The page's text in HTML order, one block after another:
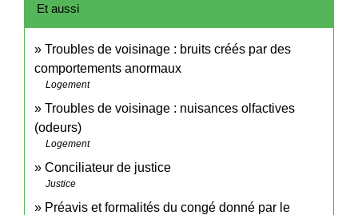
Et aussi
Troubles de voisinage : bruits créés par des
comportements anormaux
Logement
Troubles de voisinage : nuisances olfactives
(odeurs)
Logement
Conciliateur de justice
Justice
Préavis et formalités du congé donné par le